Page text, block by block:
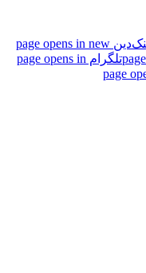
لینک‌دین page opens in new
تلگرام page opens in